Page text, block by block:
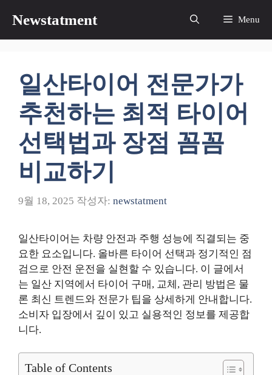
츠
Newstatment Menu
일산타이어 전문가가
추천하는 최적 타이어
선택법과 장점 꼼꼼
비교하기
9월 18, 2025 작성자: newstatment
일산타이어는 차량 안전과 주행 성능에 직결되는 중
요한 요소입니다. 올바른 타이어 선택과 정기적인 점
검으로 안전 운전을 실현할 수 있습니다. 이 글에서
는 일산 지역에서 타이어 구매, 교체, 관리 방법은 물
론 최신 트렌드와 전문가 팁을 상세하게 안내합니다.
소비자 입장에서 깊이 있고 실용적인 정보를 제공합
니다.
Table of Contents